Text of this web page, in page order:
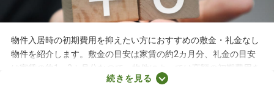
物件入居時の初期費用を抑えたい方におすすめの敷金・礼金なし
物件を紹介します。敷金の目安は家賃の約2カ月分、礼金の目安
は家賃の約1～2カ月分なので、物件によっては高額の初期費用を
用意しなければなりません。新生活に必要な家具や家電、インテ
続きを見る